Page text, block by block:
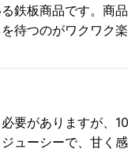
鉄板商品です。商
待つのがワクワク楽
要がありますが、
ューシーで、甘く感